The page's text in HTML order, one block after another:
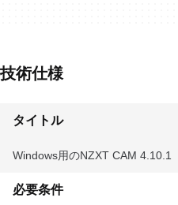
技術仕様
タイトル
Windows用のNZXT CAM 4.10.1
必要条件